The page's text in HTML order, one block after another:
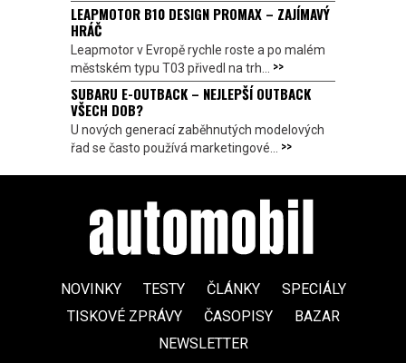
LEAPMOTOR B10 DESIGN PROMAX – ZAJÍMAVÝ
HRÁČ
Leapmotor v Evropě rychle roste a po malém
městském typu T03 přivedl na trh... >>
SUBARU E-OUTBACK – NEJLEPŠÍ OUTBACK
VŠECH DOB?
U nových generací zaběhnutých modelových
řad se často používá marketingové... >>
NOVINKY TESTY ČLÁNKY
SPECIÁLY
TISKOVÉ ZPRÁVY
ČASOPISY
BAZAR
NEWSLETTER